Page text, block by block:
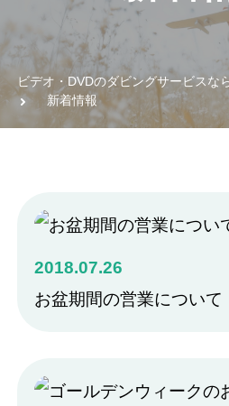
ビデオ・DVDのダビングサービスな
新着情報
2018.07.26
お盆期間の営業について